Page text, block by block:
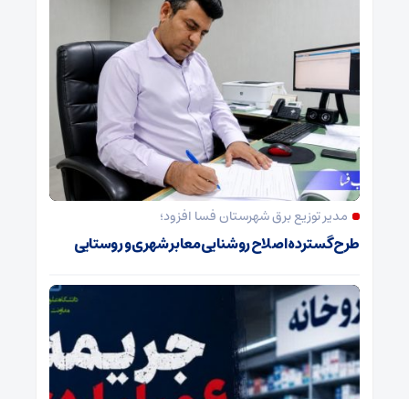
مدیر توزیع برق شهرستان فسا افزود؛
طرح گسترده اصلاح روشنایی معابر شهری و روستایی